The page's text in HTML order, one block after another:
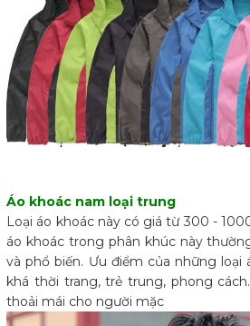
Áo khoác nam loại trung
Loại áo khoác này có giá từ 300 -
áo khoác trong phân khúc này
và phổ biến. Ưu điểm của những loại
khá thời trang, trẻ trung, phong
thoải mái cho người mặc